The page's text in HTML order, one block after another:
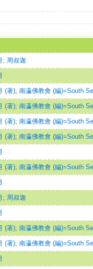
; 周叔迦
(著); 南瀛佛教會 (編)=South
(著); 南瀛佛教會 (編)=South
(著); 南瀛佛教會 (編)=South
(著); 南瀛佛教會 (編)=South
(著); 南瀛佛教會 (編)=South
; 周叔迦
(著); 南瀛佛教會 (編)=South
(著); 南瀛佛教會 (編)=South